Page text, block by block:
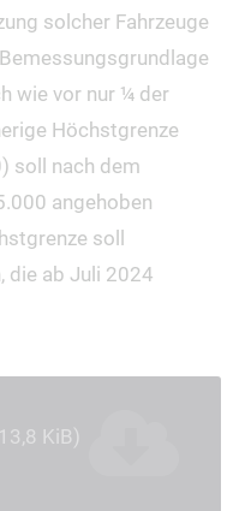
solcher Fahrzeuge
wie vor nur ¼ der
Höchstgrenze
soll nach dem
angehoben
soll
die ab Juli 2024
KiB)